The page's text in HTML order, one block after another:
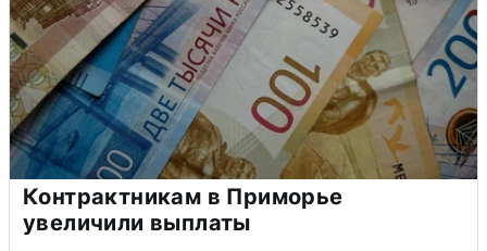
Контрактникам в Приморье
увеличили выплаты